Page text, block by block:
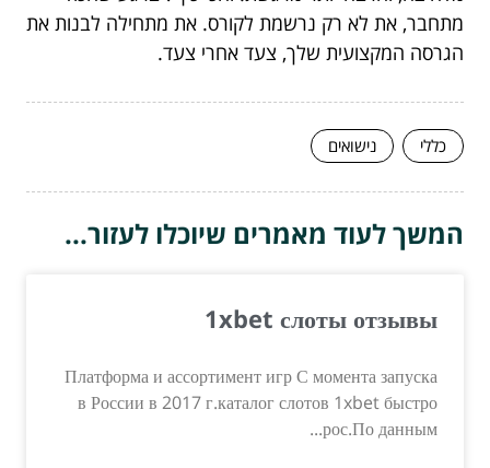
מתחבר, את לא רק נרשמת לקורס. את מתחילה לבנות את
הגרסה המקצועית שלך, צעד אחרי צעד.
כללי נישואים
המשך לעוד מאמרים שיוכלו לעזור...
1xbet слоты отзывы
Платформа и ассортимент игр С момента запуска
в России в 2017 г.каталог слотов 1xbet быстро
рос.По данным...